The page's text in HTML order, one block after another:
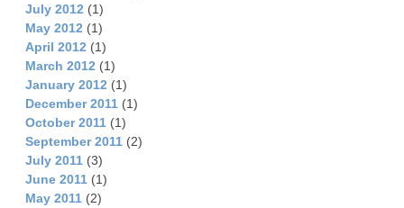
July 2012 (1)
May 2012 (1)
April 2012 (1)
March 2012 (1)
January 2012 (1)
December 2011 (1)
October 2011 (1)
September 2011 (2)
July 2011 (3)
June 2011 (1)
May 2011 (2)